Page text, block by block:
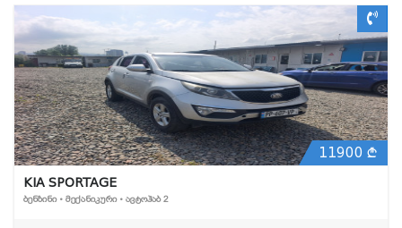
11900
KIA SPORTAGE
ᲑᲔᲜᲖᲘᲜᲘ • ᲛᲔᲥᲐᲜᲘᲙᲣᲠᲘ • ᲐᲕᲢᲝᲰᲐᲑ 2